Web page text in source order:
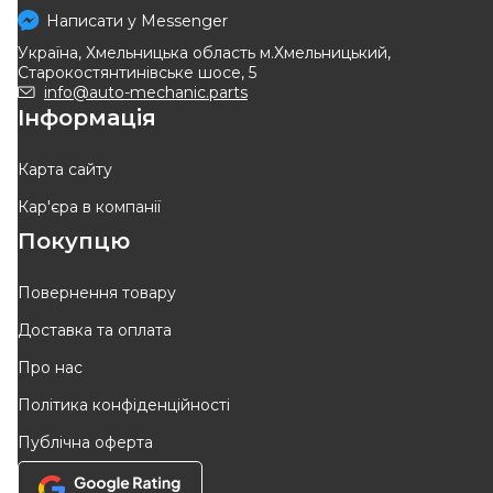
Код: 07130
900 грн
810 грн
КУПИТИ
Відправка
JURID
гальмівні задні Laguna,
Написати у Messenger
Україна, Хмельницька область м.Хмельницький,
Старокостянтинівське шосе, 5
info@auto-mechanic.parts
Інформація
Карта сайту
Кар'єра в компанії
Покупцю
Повернення товару
Доставка та оплата
Про нас
Політика конфіденційності
Публічна оферта